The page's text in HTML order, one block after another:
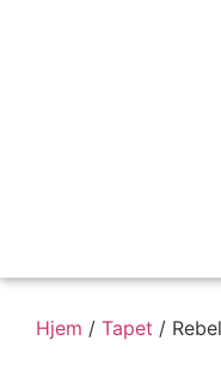
Hjem / Tapet /